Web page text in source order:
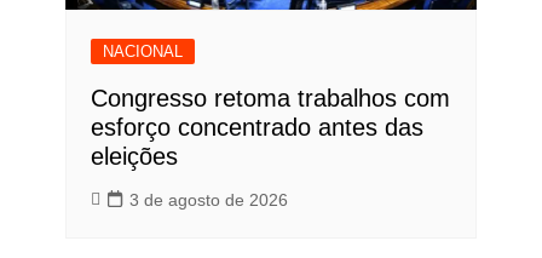
NACIONAL
Congresso retoma trabalhos com
esforço concentrado antes das
eleições
3 de agosto de 2026